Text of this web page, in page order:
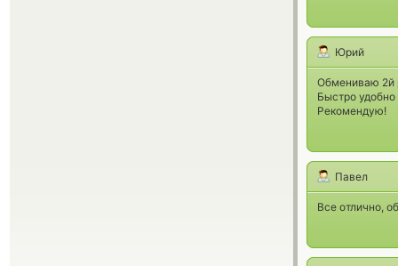
Юрий
Обмениваю 2й
Быстро
Рекомендую!
Павел
Все отлично,